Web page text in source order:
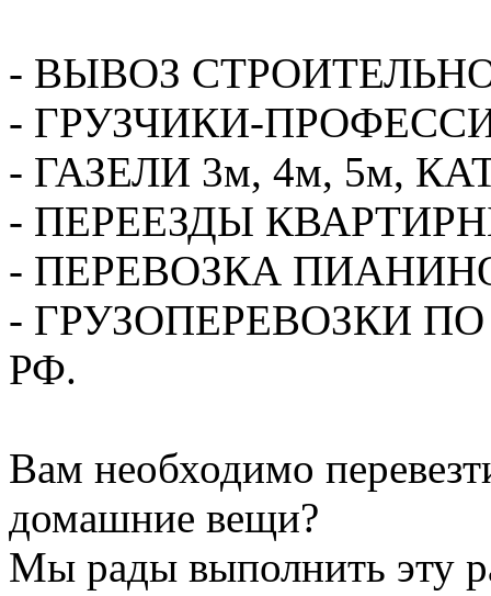
- ВЫВОЗ
- ГРУЗЧИКИ-
- ГАЗЕЛИ 3м, 4м, 5м,
- ПЕРЕЕЗДЫ
- ПЕРЕВОЗКА
- ГРУЗОПЕРЕВОЗКИ
РФ.
Вам необходимо
домашние вещи?
Мы рады выполнить эту